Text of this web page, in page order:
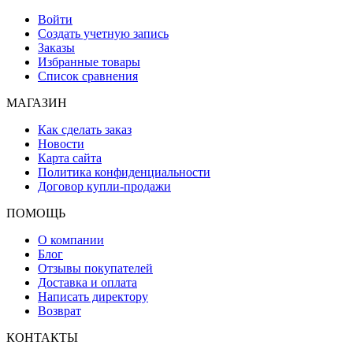
Войти
Создать учетную запись
Заказы
Избранные товары
Список сравнения
МАГАЗИН
Как сделать заказ
Новости
Карта сайта
Политика конфиденциальности
Договор купли-продажи
ПОМОЩЬ
О компании
Блог
Отзывы покупателей
Доставка и оплата
Написать директору
Возврат
КОНТАКТЫ